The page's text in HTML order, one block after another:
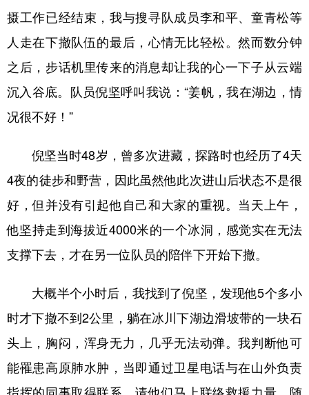
摄工作已经结束，我与搜寻队成员李和平、童青松等
人走在下撤队伍的最后，心情无比轻松。然而数分钟
之后，步话机里传来的消息却让我的心一下子从云端
沉入谷底。队员倪坚呼叫我说：“姜帆，我在湖边，情
况很不好！”
倪坚当时48岁，曾多次进藏，探路时也经历了4天
4夜的徒步和野营，因此虽然他此次进山后状态不是很
好，但并没有引起他自己和大家的重视。当天上午，
他坚持走到海拔近4000米的一个冰洞，感觉实在无法
支撑下去，才在另一位队员的陪伴下开始下撤。
大概半个小时后，我找到了倪坚，发现他5个多小
时才下撤不到2公里，躺在冰川下湖边滑坡带的一块石
头上，胸闷，浑身无力，几乎无法动弹。我判断他可
能罹患高原肺水肿，当即通过卫星电话与在山外负责
指挥的同事取得联系，请他们马上联络救援力量。随